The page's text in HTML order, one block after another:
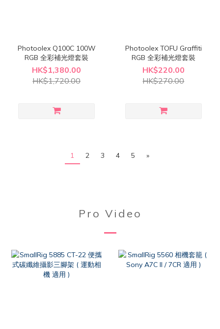
Photoolex Q100C 100W
RGB 全彩補光燈套裝
HK$1,380.00
HK$1,720.00
Photoolex TOFU Graffiti
RGB 全彩補光燈套裝
HK$220.00
HK$270.00
1 2 3 4 5 »
Pro Video